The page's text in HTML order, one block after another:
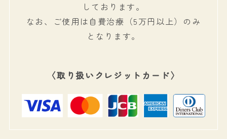
しております。
なお、ご使用は自費治療（5万円以上）のみ
となります。
〈取り扱いクレジットカード〉